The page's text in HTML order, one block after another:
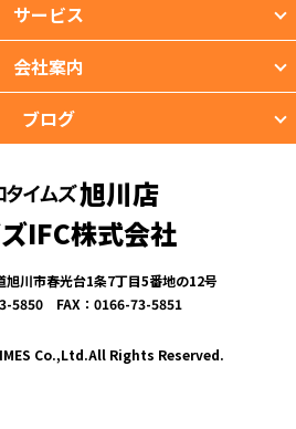
サービス
会社案内
ブログ
旭川店
IFC株式会社
川市春光台1条7丁目5番地の12号
5850 FAX：0166-73-5851
Co.,Ltd.All Rights Reserved.